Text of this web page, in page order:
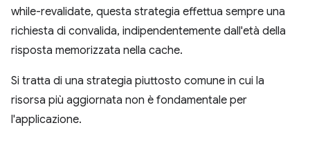
while-revalidate, questa strategia effettua sempre una
richiesta di convalida, indipendentemente dall'età della
risposta memorizzata nella cache.
Si tratta di una strategia piuttosto comune in cui la
risorsa più aggiornata non è fondamentale per
l'applicazione.